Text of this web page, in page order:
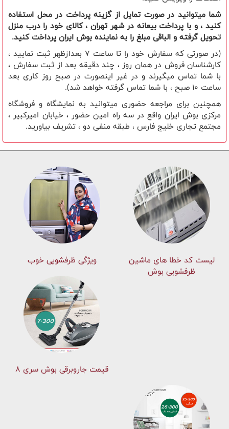
شما میتوانید در صورت تمایل از گزینه پرداخت در محل استفاده
کنید ، و با پرداخت بیعانه در شهر تهران ، کالای خود را درب منزل
تحویل گرفته و الباقی مبلغ را به نماینده بوش ایران پرداخت کنید.
(در صورتی که سفارش خود را تا ساعت 7 بعدازظهر ثبت نمایید ،
کارشناسان فروش در همان روز ، چند دقیقه بعد از ثبت سفارش ،
با شما تماس میگیرند و در غیر اینصورت در صبح روز کاری بعد
ساعت 10 صبح ، با شما تماس گرفته خواهد شد).
همچنین برای مراجعه حضوری میتوانید به نمایشگاه و فروشگاه
مرکزی بوش ایران واقع در سه راه امین حضور ، خیابان امیرکبیر ،
مجتمع تجاری خلیج فارس ، طبقه منفی دو ، تشریف بیاورید.
لیست کد خطا های ماشين
ظرفشویی بوش
ویژگی ظرفشویی خوب
قیمت جاروبرقی بوش سری ۸